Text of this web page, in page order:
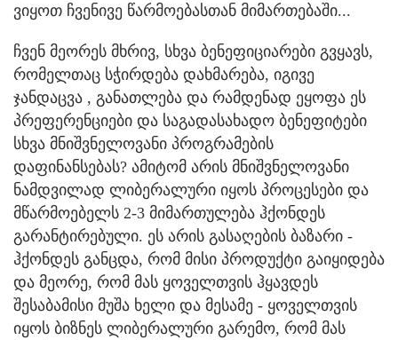
ვიყოთ ჩვენივე წარმოებასთან მიმართებაში...
ჩვენ მეორეს მხრივ, სხვა ბენეფიციარები გვყავს,
რომელთაც სჭირდება დახმარება, იგივე
ჯანდაცვა , განათლება და რამდენად ეყოფა ეს
პრეფერენციები და საგადასახადო ბენეფიტები
სხვა მნიშვნელოვანი პროგრამების
დაფინანსებას? ამიტომ არის მნიშვნელოვანი
ნამდვილად ლიბერალური იყოს პროცესები და
მწარმოებელს 2-3 მიმართულება ჰქონდეს
გარანტირებული. ეს არის გასაღების ბაზარი -
ჰქონდეს განცდა, რომ მისი პროდუქტი გაიყიდება
და მეორე, რომ მას ყოველთვის ჰყავდეს
შესაბამისი მუშა ხელი და მესამე - ყოველთვის
იყოს ბიზნეს ლიბერალური გარემო, რომ მას